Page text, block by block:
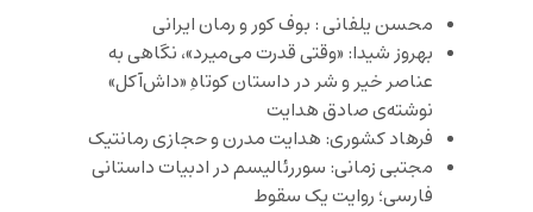
محسن یلفانی : بوف کور و رمان ایرانی
بهروز شیدا: «وقتی قدرت می‌میرد»، نگاهی به
عناصر خیر و شر در داستان کوتاهِ «داش‌آکل»
نوشته‌ی صادق هدایت
فرهاد کشوری: هدایت مدرن و حجازی رمانتیک
مجتبی زمانی: سوررئالیسم در ادبیات داستانی
فارسی؛ روایت یک سقوط